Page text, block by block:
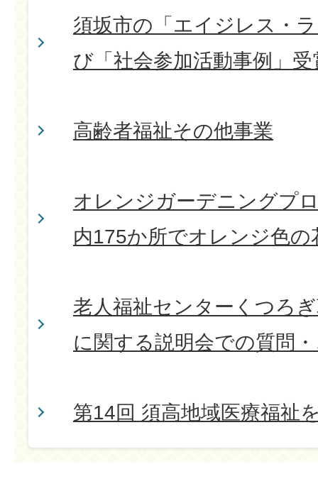
須坂市の「エイジレス・
び「社会参加活動事例」受
高齢者福祉その他事業
オレンジガーデニングプ
内175か所でオレンジ色
老人福祉センターくつろ
に関する説明会での質問
第14回 須高地域医療福祉